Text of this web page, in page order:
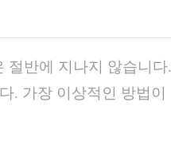
절반에 지나지 않습니다.
. 가장 이상적인 방법이